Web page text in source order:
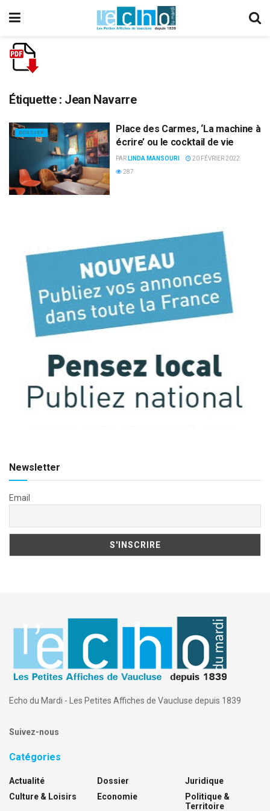
Étiquette : Jean Navarre
DOSSIER
Place des Carmes, ‘La machine à
écrire’ ou le cocktail de vie
PAR LINDA MANSOURI
20 FÉVRIER 2022
287
Newsletter
Email
Echo du Mardi - Les Petites Affiches de Vaucluse depuis 1839
Suivez-nous
Catégories
Actualité
Culture & Loisirs
Dossier
Economie
Juridique
Politique &
Territoire